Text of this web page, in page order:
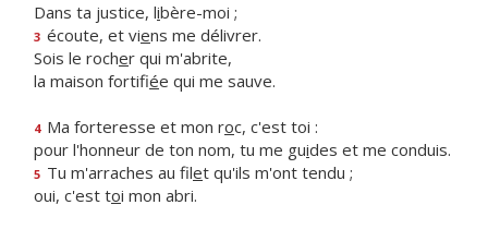
Dans ta justice, libère-moi ;
3 écoute, et viens me délivrer.
Sois le rocher qui m'abrite,
la maison fortifiée qui me sauve.
4 Ma forteresse et mon roc, c'est toi :
pour l'honneur de ton nom, tu me guides et me conduis.
5 Tu m'arraches au filet qu'ils m'ont tendu ;
oui, c'est toi mon abri.